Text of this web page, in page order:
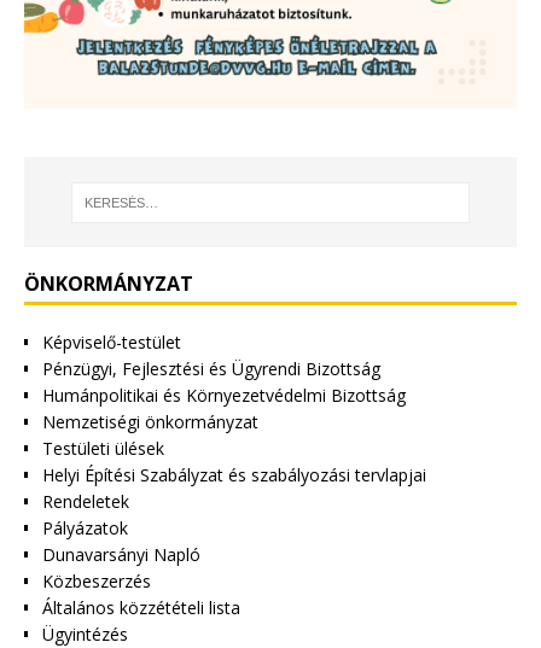
ÖNKORMÁNYZAT
Képviselő-testület
Pénzügyi, Fejlesztési és Ügyrendi Bizottság
Humánpolitikai és Környezetvédelmi Bizottság
Nemzetiségi önkormányzat
Testületi ülések
Helyi Építési Szabályzat és szabályozási tervlapjai
Rendeletek
Pályázatok
Dunavarsányi Napló
Közbeszerzés
Általános közzétételi lista
Ügyintézés